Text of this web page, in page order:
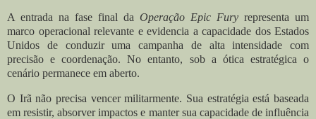
A entrada na fase final da Operação Epic Fury representa um
marco operacional relevante e evidencia a capacidade dos Estados
Unidos de conduzir uma campanha de alta intensidade com
precisão e coordenação.No entanto, sob a ótica estratégica o
cenário permanece em aberto.
O Irã não precisa vencer militarmente. Sua estratégia está baseada
em resistir, absorver impactos e manter sua capacidade de influência